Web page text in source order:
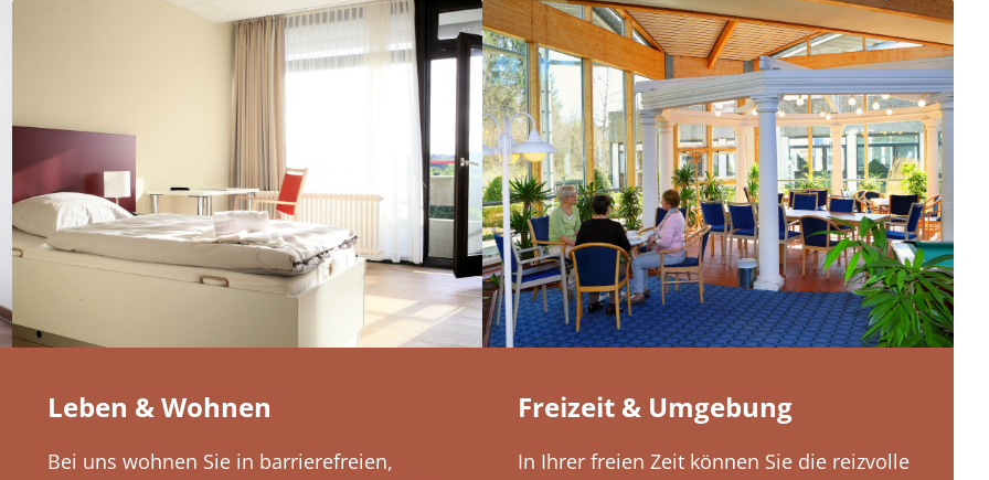
Leben & Wohnen
Bei uns wohnen Sie in barrierefreien,
Freizeit & Umgebung
In Ihrer freien Zeit können Sie die reizvolle